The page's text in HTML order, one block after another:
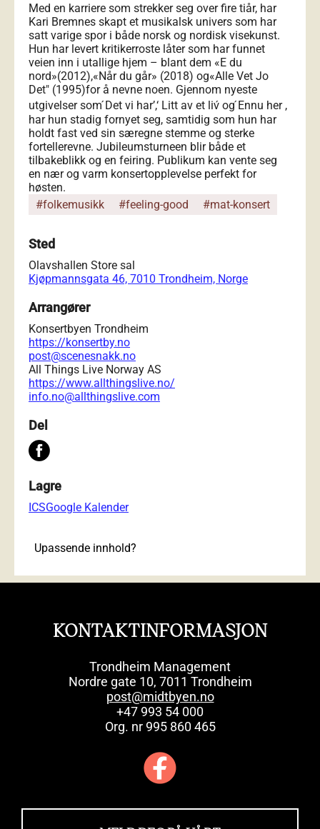
Med en karriere som strekker seg over fire tiår, har
Kari Bremnes skapt et musikalsk univers som har
satt varige spor i både norsk og nordisk visekunst.
Hun har levert kritikerroste låter som har funnet
veien inn i utallige hjem – blant dem «E du
nord»(2012),«Når du går» (2018) og«Alle Vet Jo
Det" (1995)for å nevne noen. Gjennom nyeste
utgivelser som ́Det vi har’,‘ Litt av et liv́ og ́Ennu her ,
har hun stadig fornyet seg, samtidig som hun har
holdt fast ved sin særegne stemme og sterke
fortellerevne. Jubileumsturneen blir både et
tilbakeblikk og en feiring. Publikum kan vente seg
en nær og varm konsertopplevelse perfekt for
høsten.
#folkemusikk
#feeling-good #mat-konsert
Sted
Olavshallen Store sal
Kjøpmannsgata 46, 7010 Trondheim, Norge
Arrangører
Konsertbyen Trondheim
https://konsertby.no
post@scenesnakk.no
All Things Live Norway AS
https://www.allthingslive.no/
info.no@allthingslive.com
Del
Lagre
ICSGoogle Kalender
Upassende innhold?
KONTAKTINFORMASJON
Trondheim Management
Nordre gate 10, 7011 Trondheim
post@midtbyen.no
+47 993 54 000
Org. nr 995 860 465